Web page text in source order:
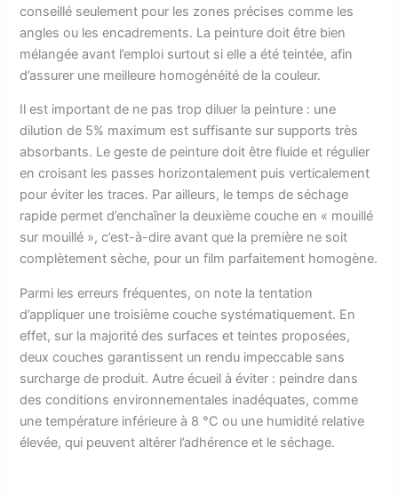
conseillé seulement pour les zones précises comme les
angles ou les encadrements. La peinture doit être bien
mélangée avant l’emploi surtout si elle a été teintée, afin
d’assurer une meilleure homogénéité de la couleur.
Il est important de ne pas trop diluer la peinture : une
dilution de 5% maximum est suffisante sur supports très
absorbants. Le geste de peinture doit être fluide et régulier
en croisant les passes horizontalement puis verticalement
pour éviter les traces. Par ailleurs, le temps de séchage
rapide permet d’enchaîner la deuxième couche en « mouillé
sur mouillé », c’est-à-dire avant que la première ne soit
complètement sèche, pour un film parfaitement homogène.
Parmi les erreurs fréquentes, on note la tentation
d’appliquer une troisième couche systématiquement. En
effet, sur la majorité des surfaces et teintes proposées,
deux couches garantissent un rendu impeccable sans
surcharge de produit. Autre écueil à éviter : peindre dans
des conditions environnementales inadéquates, comme
une température inférieure à 8 °C ou une humidité relative
élevée, qui peuvent altérer l’adhérence et le séchage.